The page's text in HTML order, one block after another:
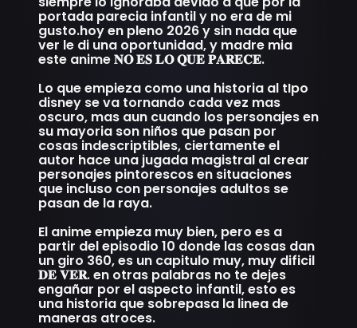
portada parecia infantil y no era de mi
gusto.hoy en pleno 2026 y sin nada que
ver le di una oportunidad, y madre mia
este anime 𝐍𝐎 𝐄𝐒 𝐋𝐎 𝐐𝐔𝐄 𝐏𝐀𝐑𝐄𝐂𝐄.
Lo que empieza como una historia al tIpo
disney se va tornando cada vez mas
oscuro, mas aun cuando los personajes en
su mayoria son niños que pasan por
cosas indescriptibles, ciertamente el
autor hace una jugada magistral al crear
personajes pintorescos en situaciones
que incluso con personajes adultos se
pasan de la raya.
El anime empieza muy bien, pero es a
partir del episodio 10 donde las cosas dan
un giro 360, es un capitulo muy, muy dificil
𝐃𝐄 𝐕𝐄𝐑. en otras palabras no te dejes
engañar por el aspecto infantil, esto es
una historia que sobrepasa la linea de
maneras atroces.